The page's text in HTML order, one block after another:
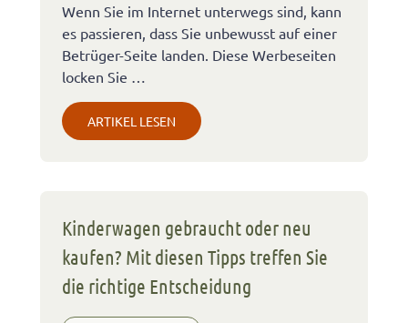
Wenn Sie im Internet unterwegs sind, kann
es passieren, dass Sie unbewusst auf einer
Betrüger-Seite landen. Diese Werbeseiten
locken Sie …
ARTIKEL LESEN
Kinderwagen gebraucht oder neu
kaufen? Mit diesen Tipps treffen Sie
die richtige Entscheidung